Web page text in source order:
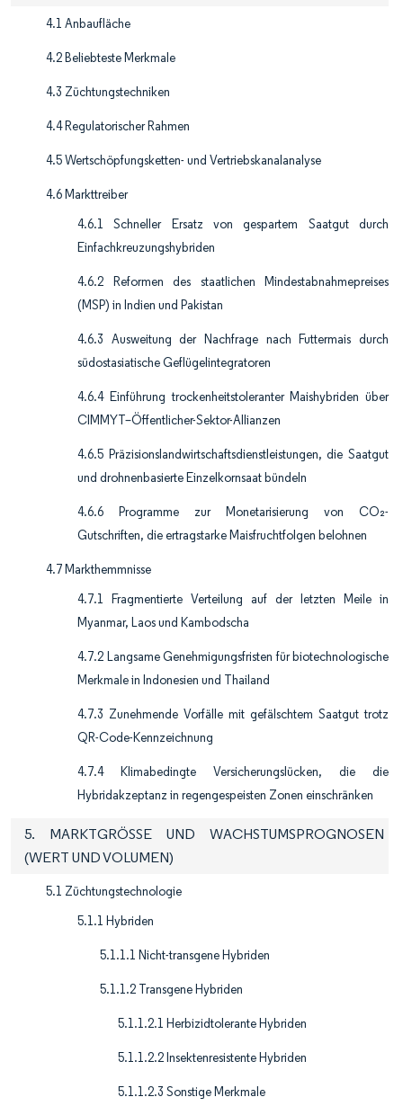
4.1 Anbaufläche
4.2 Beliebteste Merkmale
4.3 Züchtungstechniken
4.4 Regulatorischer Rahmen
4.5 Wertschöpfungsketten- und Vertriebskanalanalyse
4.6 Markttreiber
4.6.1 Schneller Ersatz von gespartem Saatgut durch
Einfachkreuzungshybriden
4.6.2 Reformen des staatlichen Mindestabnahmepreises
(MSP) in Indien und Pakistan
4.6.3 Ausweitung der Nachfrage nach Futtermais durch
südostasiatische Geflügelintegratoren
4.6.4 Einführung trockenheitstoleranter Maishybriden über
CIMMYT–Öffentlicher-Sektor-Allianzen
4.6.5 Präzisionslandwirtschaftsdienstleistungen, die Saatgut
und drohnenbasierte Einzelkornsaat bündeln
4.6.6 Programme zur Monetarisierung von CO₂-
Gutschriften, die ertragstarke Maisfruchtfolgen belohnen
4.7 Markthemmnisse
4.7.1 Fragmentierte Verteilung auf der letzten Meile in
Myanmar, Laos und Kambodscha
4.7.2 Langsame Genehmigungsfristen für biotechnologische
Merkmale in Indonesien und Thailand
4.7.3 Zunehmende Vorfälle mit gefälschtem Saatgut trotz
QR-Code-Kennzeichnung
4.7.4 Klimabedingte Versicherungslücken, die die
Hybridakzeptanz in regengespeisten Zonen einschränken
5. MARKTGRÖSSE UND WACHSTUMSPROGNOSEN
(WERT UND VOLUMEN)
5.1 Züchtungstechnologie
5.1.1 Hybriden
5.1.1.1 Nicht-transgene Hybriden
5.1.1.2 Transgene Hybriden
5.1.1.2.1 Herbizidtolerante Hybriden
5.1.1.2.2 Insektenresistente Hybriden
5.1.1.2.3 Sonstige Merkmale